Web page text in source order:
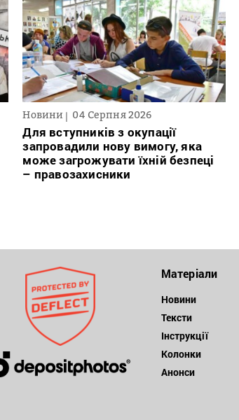
Новини 04 Серпня 2026
Для вступників з окупації
запровадили нову вимогу, яка
може загрожувати їхній безпеці
– правозахисники
Матеріали
Новини
Тексти
Інструкції
Колонки
Анонси